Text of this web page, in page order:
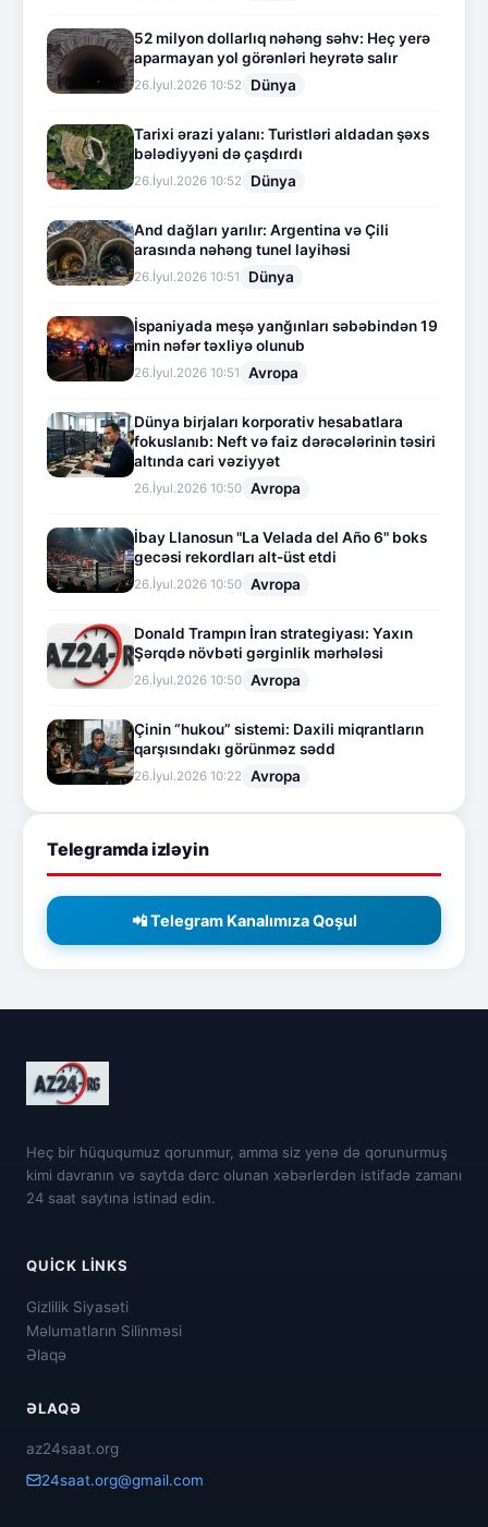
52 milyon dollarlıq nəhəng səhv: Heç yerə
aparmayan yol görənləri heyrətə salır
26.İyul.2026 10:52 Dünya
Tarixi ərazi yalanı: Turistləri aldadan şəxs
bələdiyyəni də çaşdırdı
26.İyul.2026 10:52 Dünya
And dağları yarılır: Argentina və Çili
arasında nəhəng tunel layihəsi
26.İyul.2026 10:51 Dünya
İspaniyada meşə yanğınları səbəbindən 19
min nəfər təxliyə olunub
26.İyul.2026 10:51 Avropa
Dünya birjaları korporativ hesabatlara
fokuslanıb: Neft və faiz dərəcələrinin təsiri
altında cari vəziyyət
26.İyul.2026 10:50 Avropa
İbay Llanosun "La Velada del Año 6" boks
gecəsi rekordları alt-üst etdi
26.İyul.2026 10:50 Avropa
Donald Trampın İran strategiyası: Yaxın
Şərqdə növbəti gərginlik mərhələsi
26.İyul.2026 10:50 Avropa
Çinin “hukou” sistemi: Daxili miqrantların
qarşısındakı görünməz sədd
26.İyul.2026 10:22 Avropa
Telegramda izləyin
📲 Telegram Kanalımıza Qoşul
Heç bir hüququmuz qorunmur, amma siz yenə də qorunurmuş
kimi davranın və saytda dərc olunan xəbərlərdən istifadə zamanı
24 saat saytına istinad edin.
QUICK LINKS
Gizlilik Siyasəti
Məlumatların Silinməsi
Əlaqə
ƏLAQƏ
az24saat.org
24saat.org@gmail.com